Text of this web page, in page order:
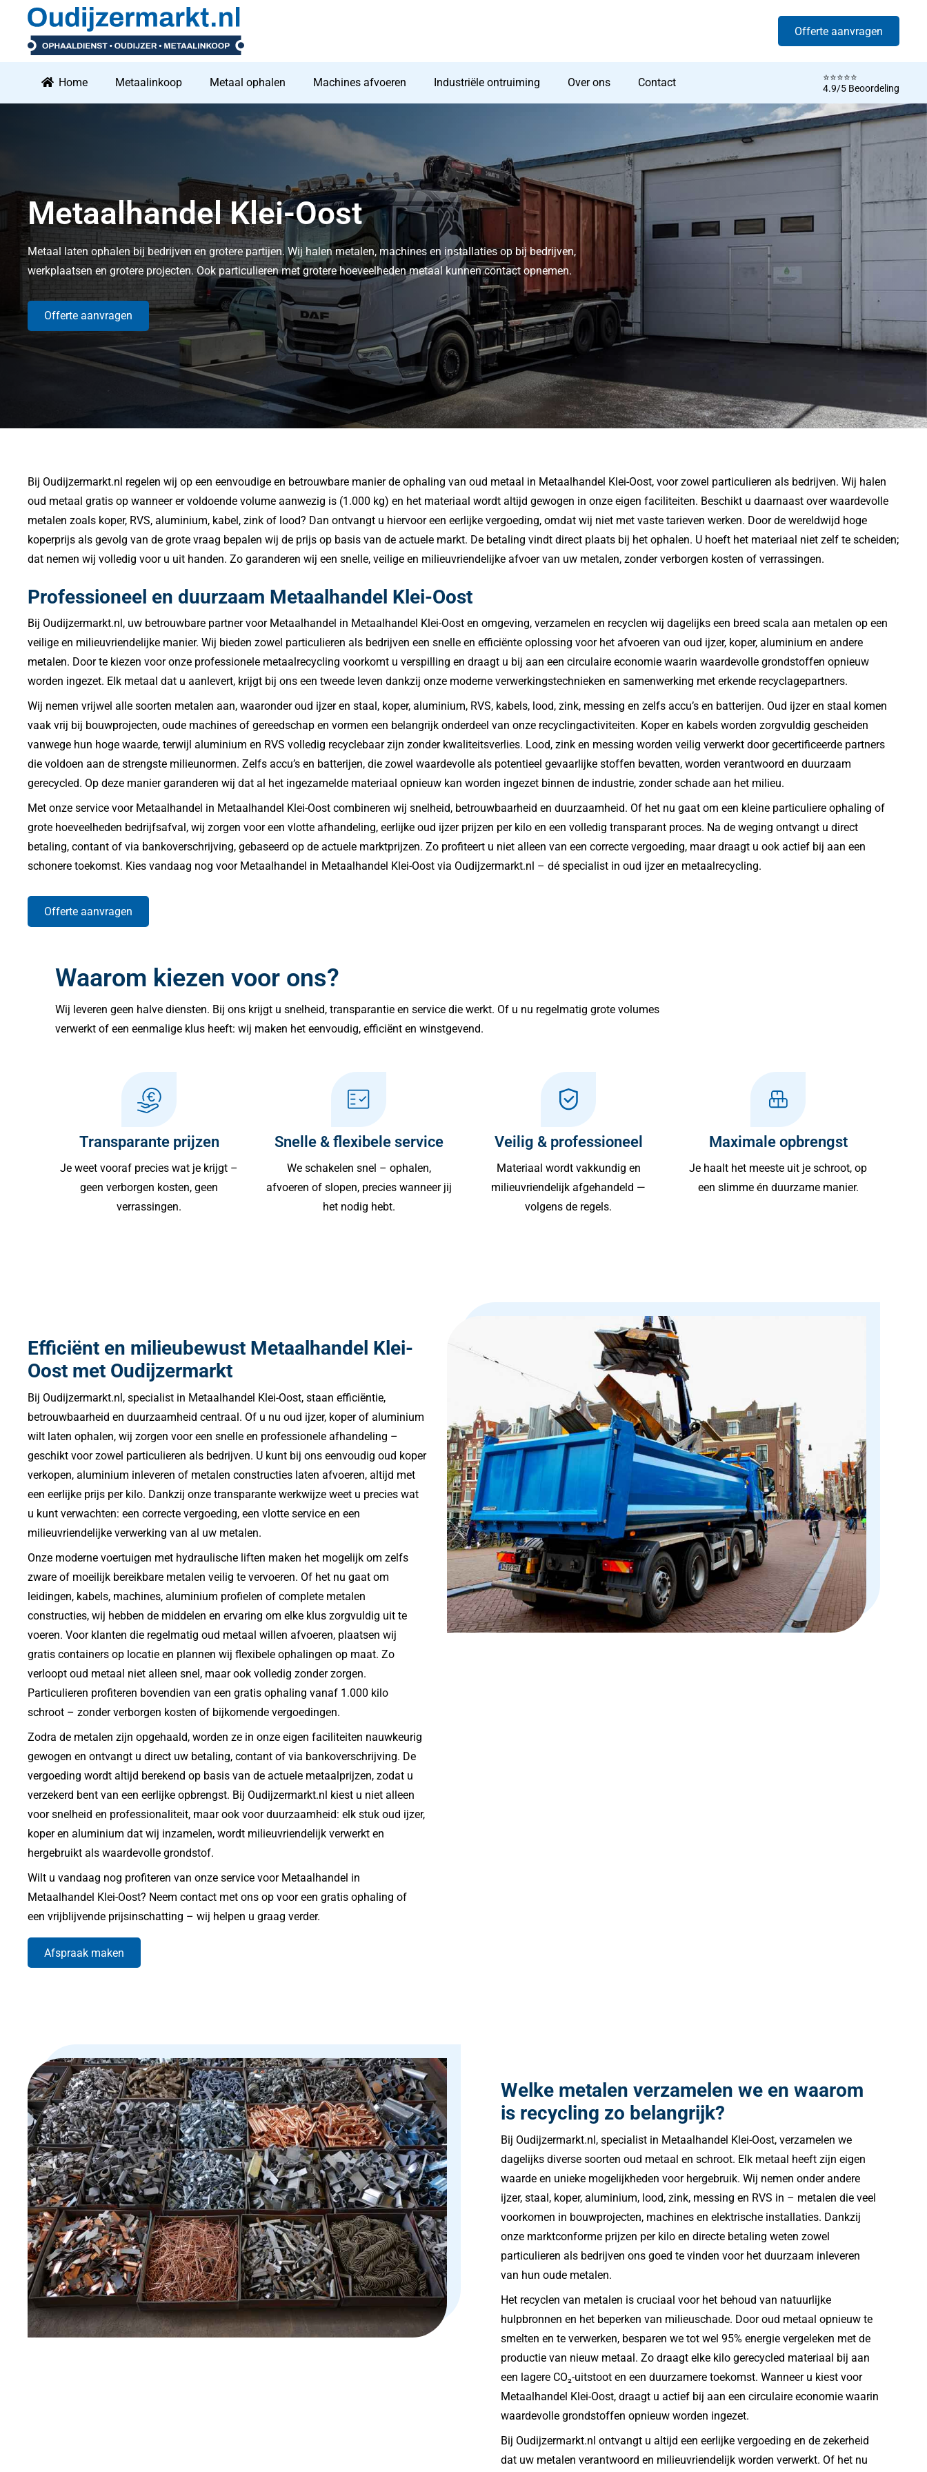
Offerte aanvragen
Home Metaalinkoop Metaal ophalen Machines afvoeren Industriële ontruiming Over ons Contact
⭐️⭐️⭐️⭐️⭐️
4.9/5 Beoordeling
Metaalhandel Klei-Oost
Metaal laten ophalen bij bedrijven en grotere partijen. Wij halen metalen, machines en installaties op bij bedrijven,
werkplaatsen en grotere projecten. Ook particulieren met grotere hoeveelheden metaal kunnen contact opnemen.
Offerte aanvragen
Bij Oudijzermarkt.nl regelen wij op een eenvoudige en betrouwbare manier de ophaling van oud metaal in Metaalhandel Klei-Oost, voor zowel particulieren als bedrijven. Wij halen
oud metaal gratis op wanneer er voldoende volume aanwezig is (1.000 kg) en het materiaal wordt altijd gewogen in onze eigen faciliteiten. Beschikt u daarnaast over waardevolle
metalen zoals koper, RVS, aluminium, kabel, zink of lood? Dan ontvangt u hiervoor een eerlijke vergoeding, omdat wij niet met vaste tarieven werken. Door de wereldwijd hoge
koperprijs als gevolg van de grote vraag bepalen wij de prijs op basis van de actuele markt. De betaling vindt direct plaats bij het ophalen. U hoeft het materiaal niet zelf te scheiden;
dat nemen wij volledig voor u uit handen. Zo garanderen wij een snelle, veilige en milieuvriendelijke afvoer van uw metalen, zonder verborgen kosten of verrassingen.
Professioneel en duurzaam Metaalhandel Klei-Oost
Bij Oudijzermarkt.nl, uw betrouwbare partner voor Metaalhandel in Metaalhandel Klei-Oost en omgeving, verzamelen en recyclen wij dagelijks een breed scala aan metalen op een
veilige en milieuvriendelijke manier. Wij bieden zowel particulieren als bedrijven een snelle en efficiënte oplossing voor het afvoeren van oud ijzer, koper, aluminium en andere
metalen. Door te kiezen voor onze professionele metaalrecycling voorkomt u verspilling en draagt u bij aan een circulaire economie waarin waardevolle grondstoffen opnieuw
worden ingezet. Elk metaal dat u aanlevert, krijgt bij ons een tweede leven dankzij onze moderne verwerkingstechnieken en samenwerking met erkende recyclagepartners.
Wij nemen vrijwel alle soorten metalen aan, waaronder oud ijzer en staal, koper, aluminium, RVS, kabels, lood, zink, messing en zelfs accu’s en batterijen. Oud ijzer en staal komen
vaak vrij bij bouwprojecten, oude machines of gereedschap en vormen een belangrijk onderdeel van onze recyclingactiviteiten. Koper en kabels worden zorgvuldig gescheiden
vanwege hun hoge waarde, terwijl aluminium en RVS volledig recyclebaar zijn zonder kwaliteitsverlies. Lood, zink en messing worden veilig verwerkt door gecertificeerde partners
die voldoen aan de strengste milieunormen. Zelfs accu’s en batterijen, die zowel waardevolle als potentieel gevaarlijke stoffen bevatten, worden verantwoord en duurzaam
gerecycled. Op deze manier garanderen wij dat al het ingezamelde materiaal opnieuw kan worden ingezet binnen de industrie, zonder schade aan het milieu.
Met onze service voor Metaalhandel in Metaalhandel Klei-Oost combineren wij snelheid, betrouwbaarheid en duurzaamheid. Of het nu gaat om een kleine particuliere ophaling of
grote hoeveelheden bedrijfsafval, wij zorgen voor een vlotte afhandeling, eerlijke oud ijzer prijzen per kilo en een volledig transparant proces. Na de weging ontvangt u direct
betaling, contant of via bankoverschrijving, gebaseerd op de actuele marktprijzen. Zo profiteert u niet alleen van een correcte vergoeding, maar draagt u ook actief bij aan een
schonere toekomst. Kies vandaag nog voor Metaalhandel in Metaalhandel Klei-Oost via Oudijzermarkt.nl – dé specialist in oud ijzer en metaalrecycling.
Offerte aanvragen
Waarom kiezen voor ons?
Wij leveren geen halve diensten. Bij ons krijgt u snelheid, transparantie en service die werkt. Of u nu regelmatig grote volumes
verwerkt of een eenmalige klus heeft: wij maken het eenvoudig, efficiënt en winstgevend.
Transparante prijzen
Je weet vooraf precies wat je krijgt –
geen verborgen kosten, geen
verrassingen.
Snelle & flexibele service
We schakelen snel – ophalen,
afvoeren of slopen, precies wanneer jij
het nodig hebt.
Veilig & professioneel
Materiaal wordt vakkundig en
milieuvriendelijk afgehandeld —
volgens de regels.
Maximale opbrengst
Je haalt het meeste uit je schroot, op
een slimme én duurzame manier.
Efficiënt en milieubewust Metaalhandel Klei-
Oost met Oudijzermarkt
Bij Oudijzermarkt.nl, specialist in Metaalhandel Klei-Oost, staan efficiëntie,
betrouwbaarheid en duurzaamheid centraal. Of u nu oud ijzer, koper of aluminium
wilt laten ophalen, wij zorgen voor een snelle en professionele afhandeling –
geschikt voor zowel particulieren als bedrijven. U kunt bij ons eenvoudig oud koper
verkopen, aluminium inleveren of metalen constructies laten afvoeren, altijd met
een eerlijke prijs per kilo. Dankzij onze transparante werkwijze weet u precies wat
u kunt verwachten: een correcte vergoeding, een vlotte service en een
milieuvriendelijke verwerking van al uw metalen.
Onze moderne voertuigen met hydraulische liften maken het mogelijk om zelfs
zware of moeilijk bereikbare metalen veilig te vervoeren. Of het nu gaat om
leidingen, kabels, machines, aluminium profielen of complete metalen
constructies, wij hebben de middelen en ervaring om elke klus zorgvuldig uit te
voeren. Voor klanten die regelmatig oud metaal willen afvoeren, plaatsen wij
gratis containers op locatie en plannen wij flexibele ophalingen op maat. Zo
verloopt oud metaal niet alleen snel, maar ook volledig zonder zorgen.
Particulieren profiteren bovendien van een gratis ophaling vanaf 1.000 kilo
schroot – zonder verborgen kosten of bijkomende vergoedingen.
Zodra de metalen zijn opgehaald, worden ze in onze eigen faciliteiten nauwkeurig
gewogen en ontvangt u direct uw betaling, contant of via bankoverschrijving. De
vergoeding wordt altijd berekend op basis van de actuele metaalprijzen, zodat u
verzekerd bent van een eerlijke opbrengst. Bij Oudijzermarkt.nl kiest u niet alleen
voor snelheid en professionaliteit, maar ook voor duurzaamheid: elk stuk oud ijzer,
koper en aluminium dat wij inzamelen, wordt milieuvriendelijk verwerkt en
hergebruikt als waardevolle grondstof.
Wilt u vandaag nog profiteren van onze service voor Metaalhandel in
Metaalhandel Klei-Oost? Neem contact met ons op voor een gratis ophaling of
een vrijblijvende prijsinschatting – wij helpen u graag verder.
Afspraak maken
Welke metalen verzamelen we en waarom
is recycling zo belangrijk?
Bij Oudijzermarkt.nl, specialist in Metaalhandel Klei-Oost, verzamelen we
dagelijks diverse soorten oud metaal en schroot. Elk metaal heeft zijn eigen
waarde en unieke mogelijkheden voor hergebruik. Wij nemen onder andere
ijzer, staal, koper, aluminium, lood, zink, messing en RVS in – metalen die veel
voorkomen in bouwprojecten, machines en elektrische installaties. Dankzij
onze marktconforme prijzen per kilo en directe betaling weten zowel
particulieren als bedrijven ons goed te vinden voor het duurzaam inleveren
van hun oude metalen.
Het recyclen van metalen is cruciaal voor het behoud van natuurlijke
hulpbronnen en het beperken van milieuschade. Door oud metaal opnieuw te
smelten en te verwerken, besparen we tot wel 95% energie vergeleken met de
productie van nieuw metaal. Zo draagt elke kilo gerecycled materiaal bij aan
een lagere CO₂-uitstoot en een duurzamere toekomst. Wanneer u kiest voor
Metaalhandel Klei-Oost, draagt u actief bij aan een circulaire economie waarin
waardevolle grondstoffen opnieuw worden ingezet.
Bij Oudijzermarkt.nl ontvangt u altijd een eerlijke vergoeding en de zekerheid
dat uw metalen verantwoord en milieuvriendelijk worden verwerkt. Of het nu